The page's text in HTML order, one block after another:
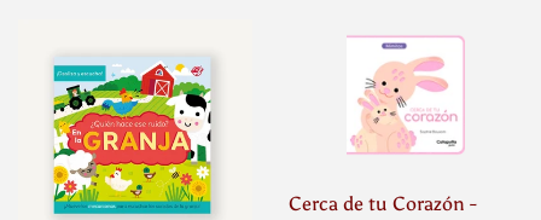
Cerca de tu Corazón -